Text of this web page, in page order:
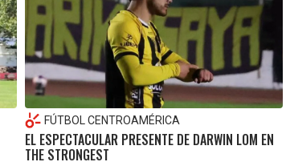
FÚTBOL CENTROAMÉRICA
EL ESPECTACULAR PRESENTE DE DARWIN LOM EN
THE STRONGEST